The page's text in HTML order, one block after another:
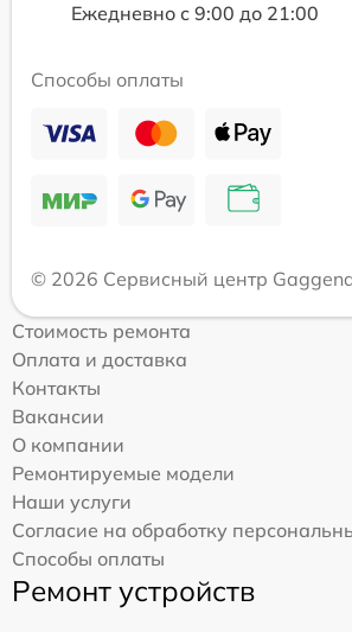
Ежедневно с 9:00 до 21:00
Способы оплаты
© 2026 Сервисный центр
Стоимость ремонта
Оплата и доставка
Контакты
Вакансии
О компании
Ремонтируемые модели
Наши услуги
Согласие на обработку
Способы оплаты
Ремонт устройств